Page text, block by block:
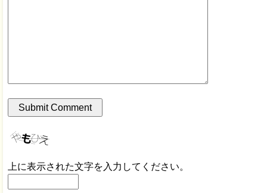
上に表示された文字を入力してください。